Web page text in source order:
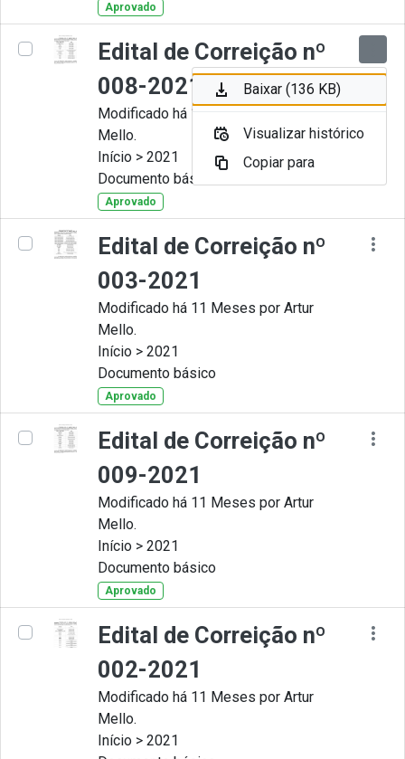
Aprovado
Edital de Correição nº
008-2021
Modificado há 11 Meses por Artur
Mello.
Início > 2021
Documento básico
Aprovado
Edital de Correição nº
003-2021
Modificado há 11 Meses por Artur
Mello.
Início > 2021
Documento básico
Aprovado
Edital de Correição nº
009-2021
Modificado há 11 Meses por Artur
Mello.
Início > 2021
Documento básico
Aprovado
Edital de Correição nº
002-2021
Modificado há 11 Meses por Artur
Mello.
Início > 2021
Baixar (136 KB)
Visualizar histórico
Copiar para